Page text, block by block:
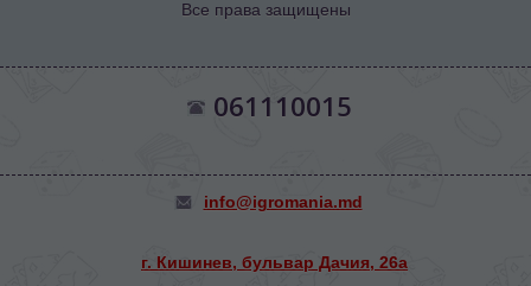
Все права защищены
061110015
info@igromania.md
г. Кишинев, бульвар Дачия, 26а